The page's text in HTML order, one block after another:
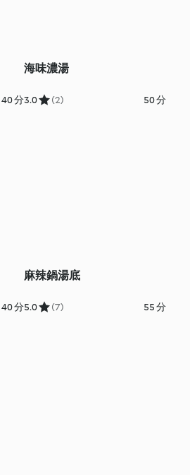
40 分
海味濃湯
3.0 (2) 50 分
40 分
麻辣鍋湯底
5.0 (7) 55 分